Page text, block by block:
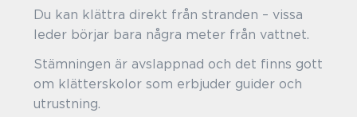
Du kan klättra direkt från stranden – vissa
leder börjar bara några meter från vattnet.
Stämningen är avslappnad och det finns gott
om klätterskolor som erbjuder guider och
utrustning.